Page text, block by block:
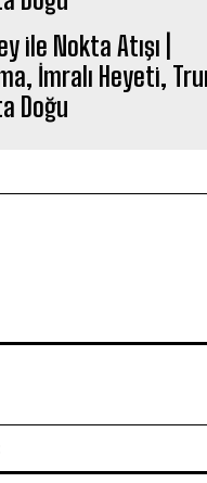
ile Nokta Atışı |
İmralı Heyeti,
Doğu